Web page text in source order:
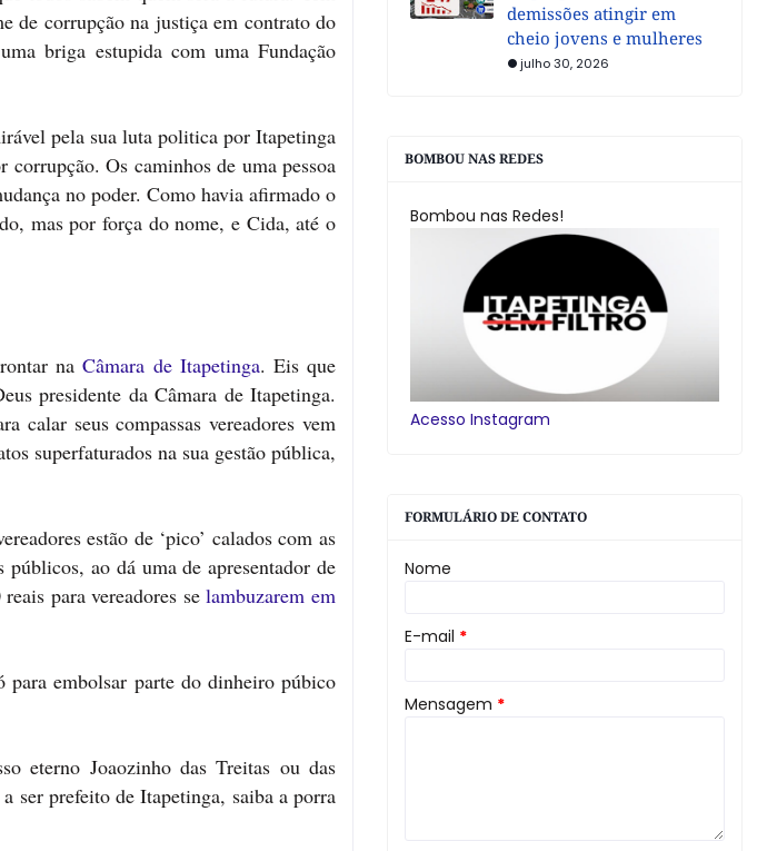
de corrupção na justiça em contrato do
briga estupida com uma Fundação
pela sua luta politica por Itapetinga
Os caminhos de uma pessoa
no poder. Como havia afirmado o
mas por força do nome, e Cida, até o
naCâmara de Itapetinga. Eis que
presidente da Câmara de Itapetinga.
calar seus compassas vereadores vem
superfaturados na sua gestão pública,
estão de ‘pico’ calados com as
ao dá uma de apresentador de
para vereadores selambuzarem em
para embolsar parte do dinheiro púbico
eterno Joaozinho das Treitas ou das
ser prefeito de Itapetinga, saiba a porra
demissões atingir em
cheio jovens e mulheres
julho 30, 2026
BOMBOU NAS REDES
Bombou nas Redes!
Acesso Instagram
FORMULÁRIO DE CONTATO
Nome
E-mail *
Mensagem *